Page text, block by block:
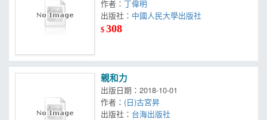
作者：丁偉明
出版社： 中國人民大學出版社
$308
親和力
出版日期：2018-10-01
作者： (日)古宮昇
出版社： 台海出版社